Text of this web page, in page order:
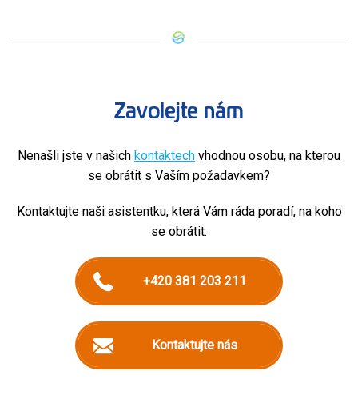
Zavolejte nám
Nenašli jste v našich kontaktech vhodnou osobu, na kterou
se obrátit s Vaším požadavkem?
Kontaktujte naši asistentku, která Vám ráda poradí, na koho
se obrátit.
+420 381 203 211
Kontaktujte nás